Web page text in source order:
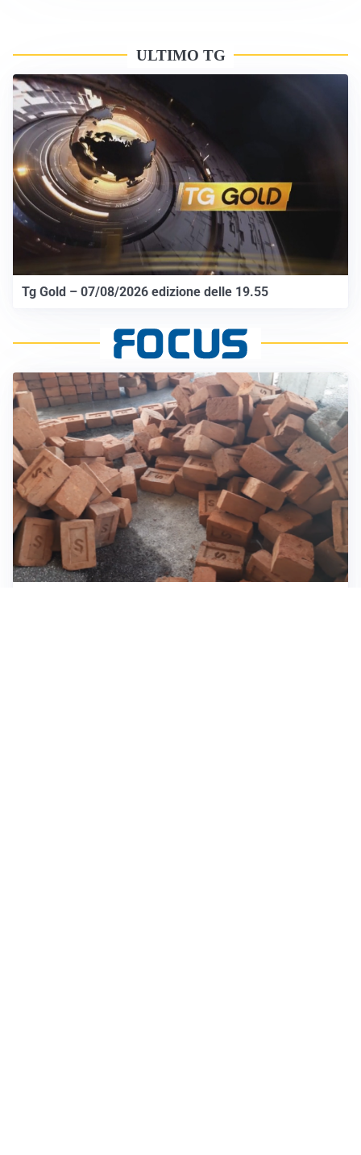
ULTIMO TG
Tg Gold – 07/08/2026 edizione delle 19.55